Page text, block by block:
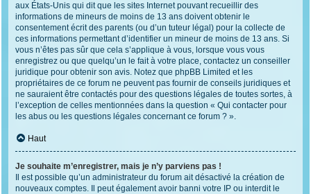
aux États-Unis qui dit que les sites Internet pouvant recueillir des
informations de mineurs de moins de 13 ans doivent obtenir le
consentement écrit des parents (ou d’un tuteur légal) pour la collecte de
ces informations permettant d’identifier un mineur de moins de 13 ans. Si
vous n’êtes pas sûr que cela s’applique à vous, lorsque vous vous
enregistrez ou que quelqu’un le fait à votre place, contactez un conseiller
juridique pour obtenir son avis. Notez que phpBB Limited et les
propriétaires de ce forum ne peuvent pas fournir de conseils juridiques et
ne sauraient être contactés pour des questions légales de toutes sortes, à
l’exception de celles mentionnées dans la question « Qui contacter pour
les abus ou les questions légales concernant ce forum ? ».
Haut
Je souhaite m’enregistrer, mais je n’y parviens pas !
Il est possible qu’un administrateur du forum ait désactivé la création de
nouveaux comptes. Il peut également avoir banni votre IP ou interdit le